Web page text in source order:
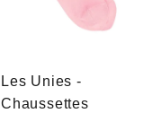
Les Unies -
Chaussettes